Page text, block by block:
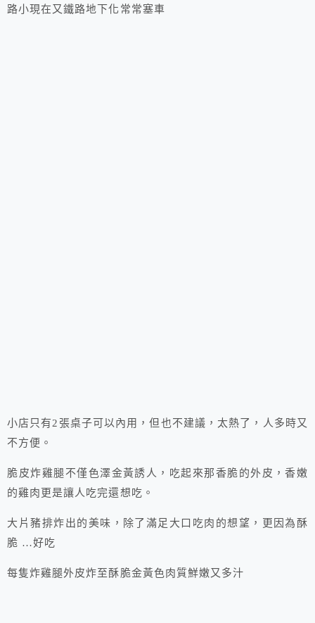
路小現在又鐵路地下化常常塞車
小店只有2張桌子可以內用，但也不建議，太熱了，人多時又
不方便。
脆皮炸雞腿不僅色澤金黃誘人，吃起來那香脆的外皮，香嫩
的雞肉更是讓人吃完還想吃。
大片豬排炸出的美味，除了滿足大口吃肉的想望，更因為酥
脆 …好吃
每隻炸雞腿外皮炸至酥脆金黃色肉質鮮嫩又多汁